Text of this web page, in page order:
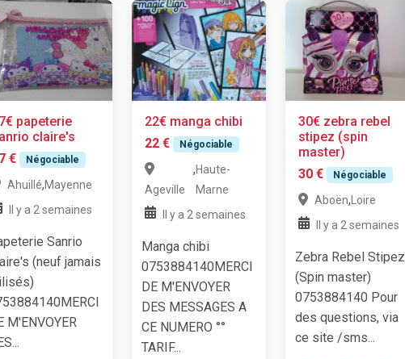
papeterie
claire's
€
Négociable
Ahuillé,Mayenne
Il y a 2 semaines
Sanrio
(neuf jamais
M'ENVOYER
22€ manga chibi
22 €
Négociable
Ageville
,Haute-
Marne
Il y a 2 semaines
Manga chibi
0753884140MERCI
DE M'ENVOYER
DES MESSAGES A
CE NUMERO °°
TARIF...
30€ zebra rebel
stipez (spin
master)
30 €
Négociable
Aboën, Loire
Il y a 2 semaines
Zebra Rebel Stipez
(Spin master)
0753884140 Pour
des questions, via
ce site /sms...